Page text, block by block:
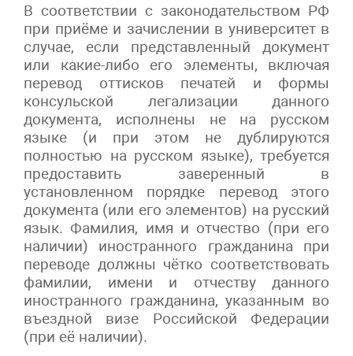
В соответствии с законодательством РФ
при приёме и зачислении в университет в
случае, если представленный документ
или какие-либо его элементы, включая
перевод оттисков печатей и формы
консульской легализации данного
документа, исполнены не на русском
языке (и при этом не дублируются
полностью на русском языке), требуется
предоставить заверенный в
установленном порядке перевод этого
документа (или его элементов) на русский
язык. Фамилия, имя и отчество (при его
наличии) иностранного гражданина при
переводе должны чётко соответствовать
фамилии, имени и отчеству данного
иностранного гражданина, указанным во
въездной визе Российской Федерации
(при её наличии).